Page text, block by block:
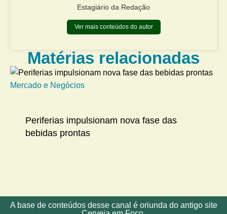
Estagiário da Redação
Ver mais conteúdos do autor
Matérias relacionadas
Mercado e Negócios
Periferias impulsionam nova fase das
bebidas prontas
A base de conteúdos desse canal é oriunda do antigo site